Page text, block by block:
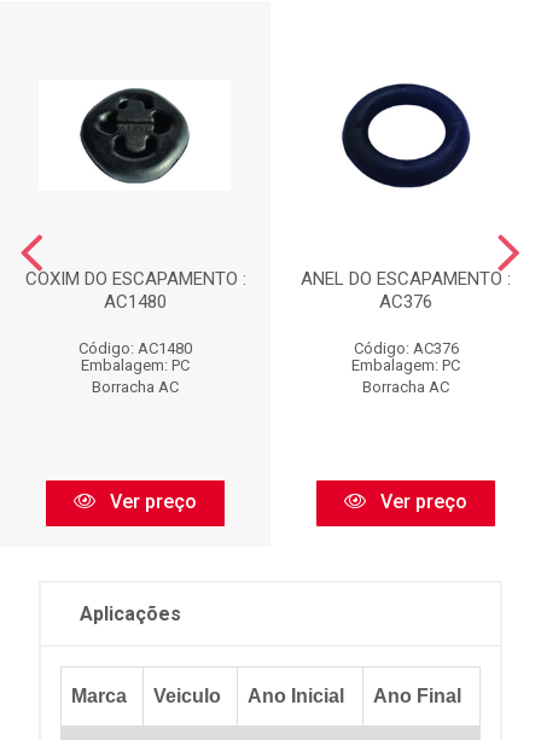
COXIM DO ESCAPAMENTO :
AC1480
Código: AC1480
Embalagem: PC
Borracha AC
Ver preço
ANEL DO ESCAPAMENTO :
AC376
Código: AC376
Embalagem: PC
Borracha AC
Ver preço
Aplicações
Marca Veiculo Ano Inicial Ano Final